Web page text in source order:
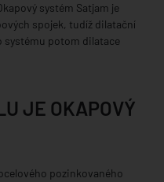
systém Satjam je
spojek, tudíž dilatační
systému potom dilatace
JE OKAPOVÝ
pozinkovaného